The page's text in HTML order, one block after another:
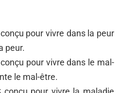
conçu pour vivre dans la peur
peur.
conçu pour vivre dans le mal-
le mal-être.